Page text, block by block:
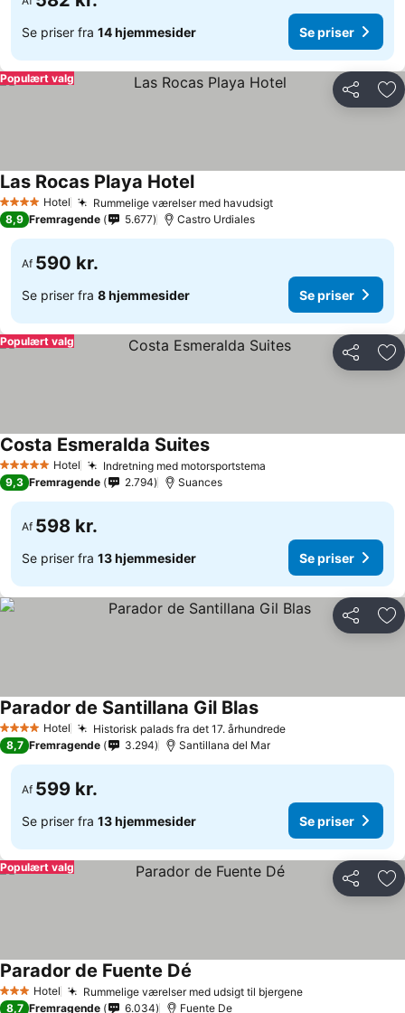
Se priser fra 14 hjemmesider Se priser
Del
Populært valg
4 StjernerHotel Rummelige værelser med havudsigtSe priser
Las Rocas Playa HotelSe priser
8,9 Fremragende 5.677 Castro Urdiales
Af 590 kr.
Se priser fra 8 hjemmesider Se priser
Del
Populært valg
5 Stjerner Hotel Indretning med motorsportstema
Costa Esmeralda SuitesSe priser
9,3 Fremragende 2.794 Suances
Af 598 kr.
Se priser fra 13 hjemmesider Se priser
Del
4 StjernerHotel Historisk palads fra det 17. århundredeSe priser
Parador de Santillana Gil BlasSe priser
8,7 Fremragende 3.294 Santillana del Mar
Af 599 kr.
Se priser fra 13 hjemmesider Se priser
Del
Populært valg
3 StjernerHotel Rummelige værelser med udsigt til bjergeneSe priser
Parador de Fuente Dé
8,7 Fremragende 6.034 Fuente De